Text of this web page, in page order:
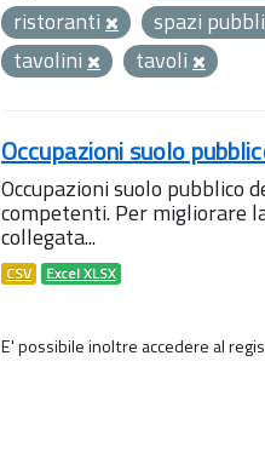
ristoranti
spazi
tavolini
tavoli
Occupazioni suolo
Occupazioni suolo pubblico
competenti. Per migliorare
collegata...
CSV Excel XLSX
E' possibile inoltre accedere al